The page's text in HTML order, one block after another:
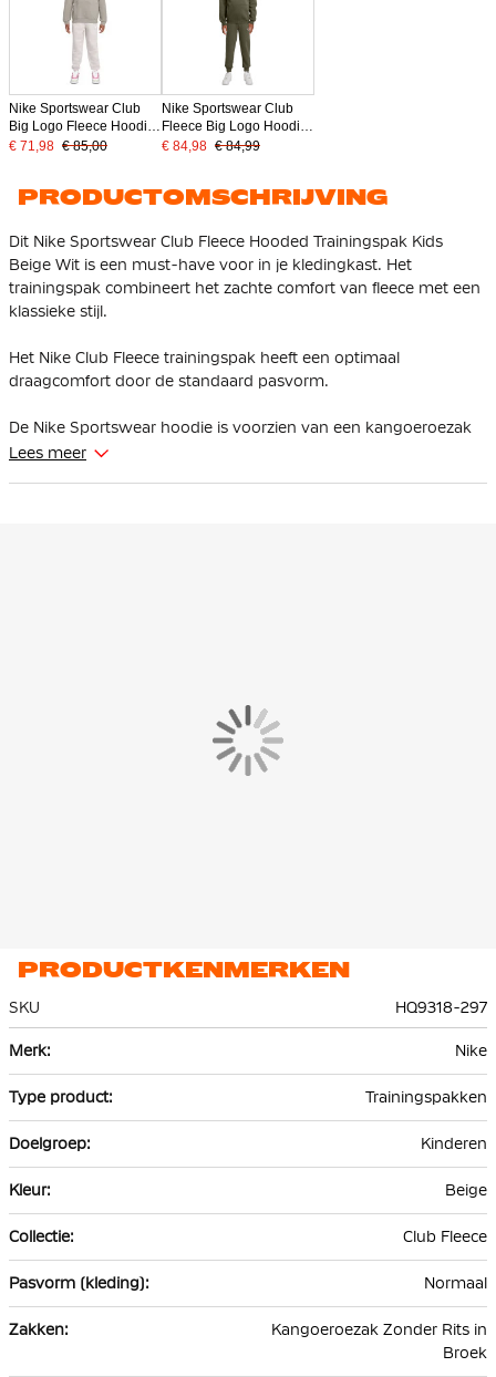
Nike Sportswear Club
Big Logo Fleece Hoodie
Trainingspak Kids Grijs
€ 71,98 € 85,00
Nike Sportswear Club
Fleece Big Logo Hoodie
Trainingspak Kids
€ 84,98 € 84,99
PRODUCTOMSCHRIJVING
Dit Nike Sportswear Club Fleece Hooded Trainingspak Kids
Beige Wit is een must-have voor in je kledingkast. Het
trainingspak combineert het zachte comfort van fleece met een
klassieke stijl.
Het Nike Club Fleece trainingspak heeft een optimaal
draagcomfort door de standaard pasvorm.
De Nike Sportswear hoodie is voorzien van een kangoeroezak
waarin je je handen kunt opwarmen. Het trainingspak is af te
Lees meer
PRODUCTKENMERKEN
SKU
HQ9318-297
informatie
Nike
Trainingspakken
Kinderen
Beige
Club Fleece
Normaal
Kangoeroezak Zonder Rits in
Broek